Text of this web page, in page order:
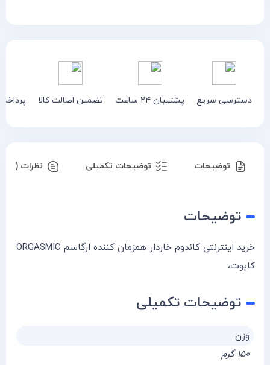
دسترسی سریع پشتیبان ۲۴ ساعت تضمین اصالت کالا
توضیحات توضیحات تکمیلی نظرات (۰)
توضیحات
خرید اینترنتی کاندوم خاردار همزمان کننده ارگاسم ORGASMIC
کاپوت،
توضیحات تکمیلی
وزن
۱۵۰ گرم